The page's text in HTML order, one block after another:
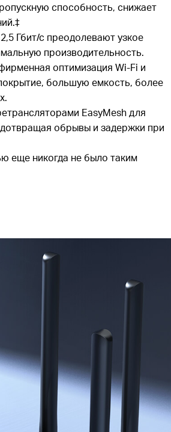
способность, снижает
Гбит/с преодолевают узкое
производительность.
оптимизация Wi-Fi и
большую емкость, более
EasyMesh для
обрывы и задержки при
еще никогда не было таким